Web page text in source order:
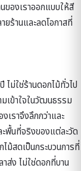
ของเราออกแบบให้สี
ยร้านและลดโอกาสที่
ม่ใช่ร้านดอกไม้ทั่วไป
เข้าใจในวัฒนธรรม
เราจึงลึกกว่าและ
ะพื้นที่จริงของแต่ละวัด
ม้สดเป็นกระบวนการที่
าส่ง ไม่ใช่ดอกที่บาน